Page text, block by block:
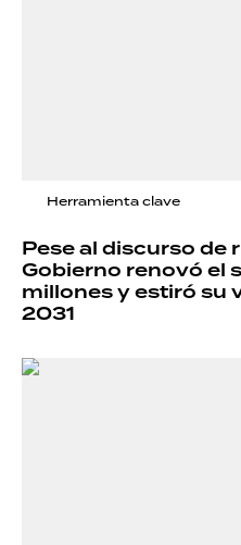
Herramienta clave
Pese al discurso de
Gobierno renovó el
millones y estiró su
2031